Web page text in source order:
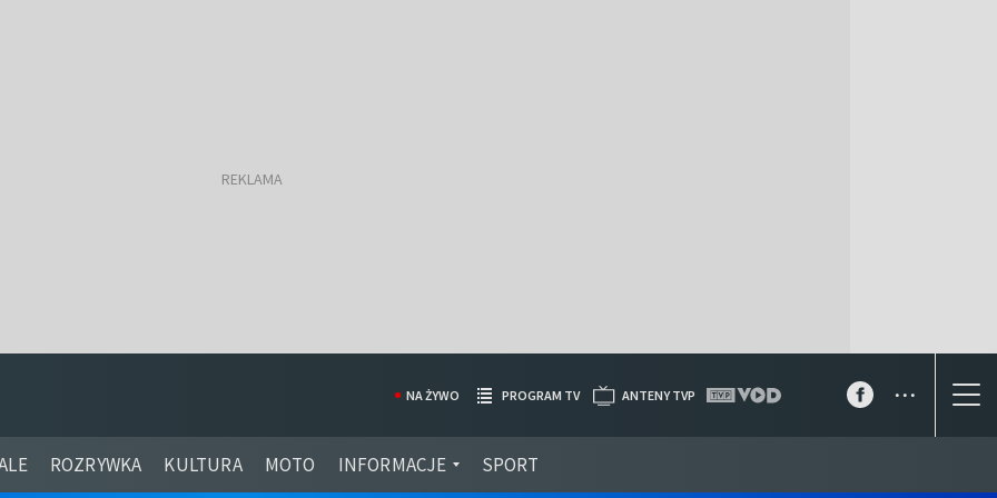
ROZRYWKA KULTURA MOTO INFORMACJE SPORT
NA ŻYWO PROGRAM TV ANTENY TVP ...